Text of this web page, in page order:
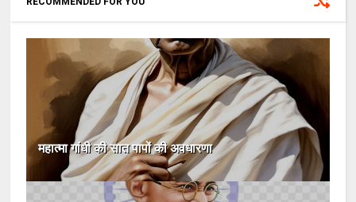
महात्मा गांधी की सात पापों की अवधारणा